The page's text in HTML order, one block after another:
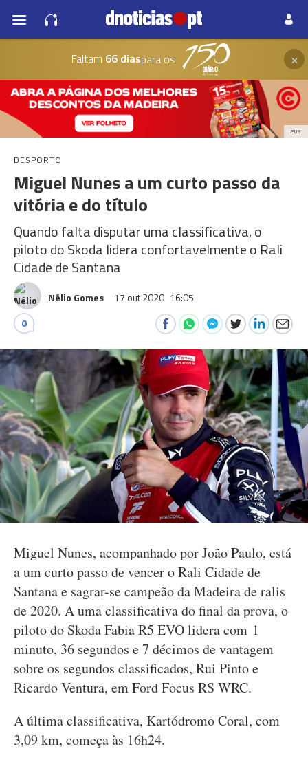
Faltam 66 diaspara os ×
PUB
DESPORTO
Miguel Nunes a um curto passo da
vitória e do título
Quando falta disputar uma classificativa, o
piloto do Skoda lidera confortavelmente o Rali
Cidade de Santana
Nélio Gomes 17 out 2020 16:05
0
Miguel Nunes, acompanhado por João Paulo, está
a um curto passo de vencer o Rali Cidade de
Santana e sagrar-se campeão da Madeira de ralis
de 2020. A uma classificativa do final da prova, o
piloto do Skoda Fabia R5 EVO lidera com 1
minuto, 36 segundos e 7 décimos de vantagem
sobre os segundos classificados, Rui Pinto e
Ricardo Ventura, em Ford Focus RS WRC.
A última classificativa, Kartódromo Coral, com
3,09 km, começa às 16h24.